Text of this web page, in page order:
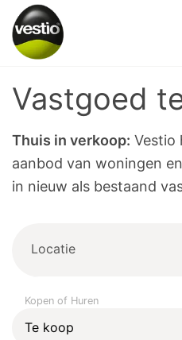
Vastgoed
Thuis in verkoop: Vestio
aanbod van woningen
in nieuw als bestaand
Locatie
Kopen of Huren